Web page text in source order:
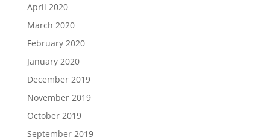
April 2020
March 2020
February 2020
January 2020
December 2019
November 2019
October 2019
September 2019